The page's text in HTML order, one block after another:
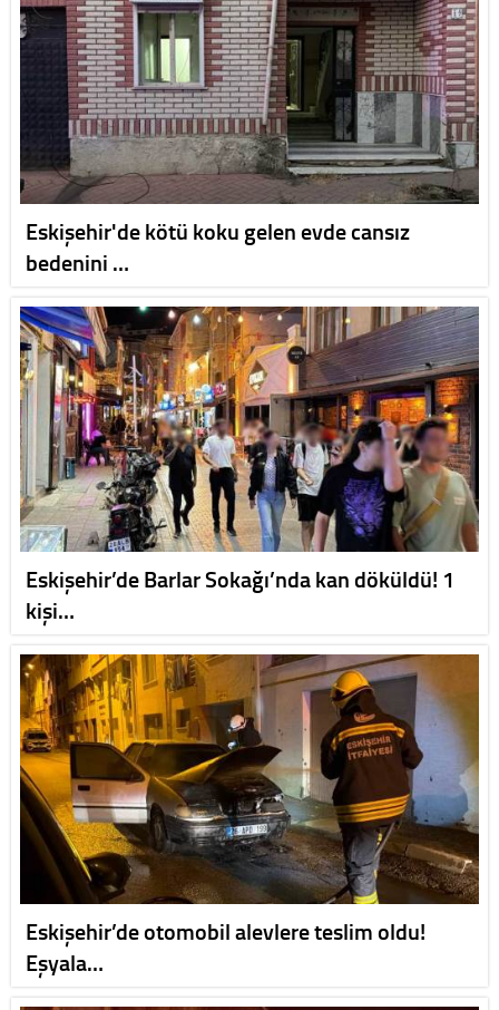
Eskişehir'de kötü koku gelen evde cansız
bedenini …
Eskişehir’de Barlar Sokağı’nda kan döküldü! 1
kişi…
Eskişehir’de otomobil alevlere teslim oldu!
Eşyala…